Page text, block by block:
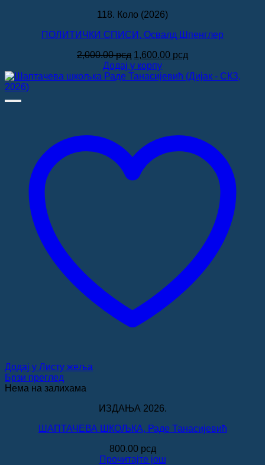
118. Коло (2026)
ПОЛИТИЧКИ СПИСИ, Освалд Шпенглер
2,000.00рсд Оригинална
цена
је
1,600.00 рсд
је:
Додај у корпу
Додај у Листу жеља
Брзи преглед
Нема на залихама
ИЗДАЊА 2026.
ШАПТАЧЕВА ШКОЉКА, Раде Танасијевић
800.00 рсд
Прочитајте још